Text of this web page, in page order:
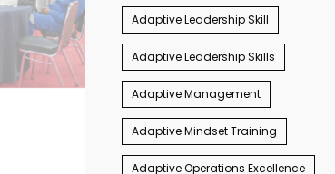
Adaptive Leadership Skill
Adaptive Leadership Skills
Adaptive Management
Adaptive Mindset Training
Adaptive Operations Excellence